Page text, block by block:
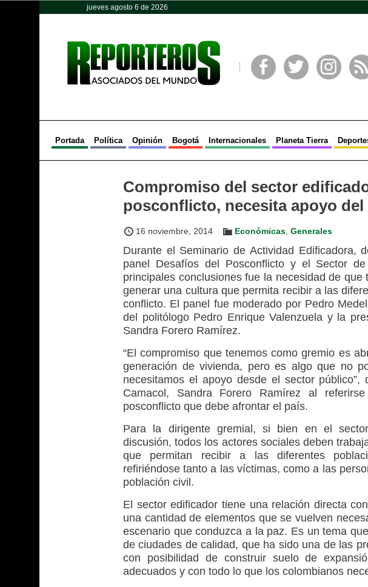
jueves agosto 6 de 2026
Portada Política Opinión Bogotá Internacionales Planeta Tierra
Compromiso del sector
posconflicto, necesita apoyo
16 noviembre, 2014 Económicas Generales
Durante el Seminario de Actividad Edificadora,
panel Desafíos del Posconflicto y el Sector
principales conclusiones fue la necesidad de
generar una cultura que permita recibir a las
conflicto. El panel fue moderado por Pedro
del politólogo Pedro Enrique Valenzuela y la
Sandra Forero Ramírez.
“El compromiso que tenemos como gremio es
generación de vivienda, pero es algo que no
necesitamos el apoyo desde el sector
Camacol, Sandra Forero Ramírez al
posconflicto que debe afrontar el país.
Para la dirigente gremial, si bien en el
discusión, todos los actores sociales deben
que permitan recibir a las diferentes
refiriéndose tanto a las víctimas, como a las
población civil.
El sector edificador tiene una relación directa
una cantidad de elementos que se vuelven
escenario que conduzca a la paz. Es un tema
de ciudades de calidad, que ha sido una de las
con posibilidad de construir suelo de
adecuados y con todo lo que los colombianos
Opinión Política